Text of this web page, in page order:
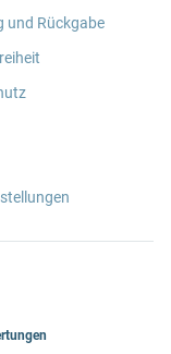
und Rückgabe